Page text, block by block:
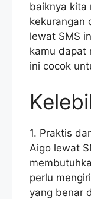
baiknya kita
kekurangan
lewat SMS
kamu dapat
ini cocok
1. Praktis
Aigo lewat
perlu
yang benar